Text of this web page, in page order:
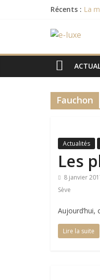
Récents : La
e-
luxe
digitale
du
Fauchon
Actualités
Les
8 janvier
Sève
Aujourd’hui,
Lire la suite